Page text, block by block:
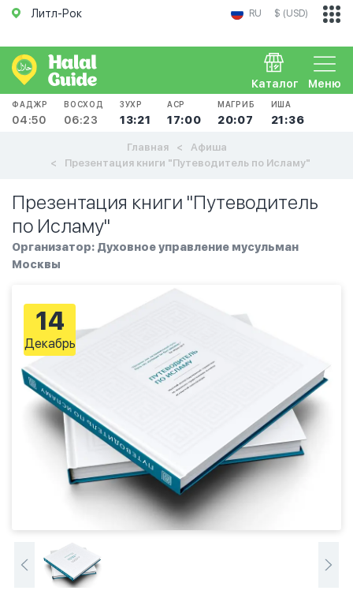
Литл-Рок RU $ (USD)
Меню
Каталог
ФАДЖР
04:50
ВОСХОД
06:23
ЗУХР
13:21
АСР
17:00
МАГРИБ
20:07
ИША
21:36
Главная
Афиша
Презентация книги "Путеводитель по Исламу"
Презентация книги "Путеводитель
по Исламу"
Организатор: Духовное управление мусульман
Москвы
14
Декабрь